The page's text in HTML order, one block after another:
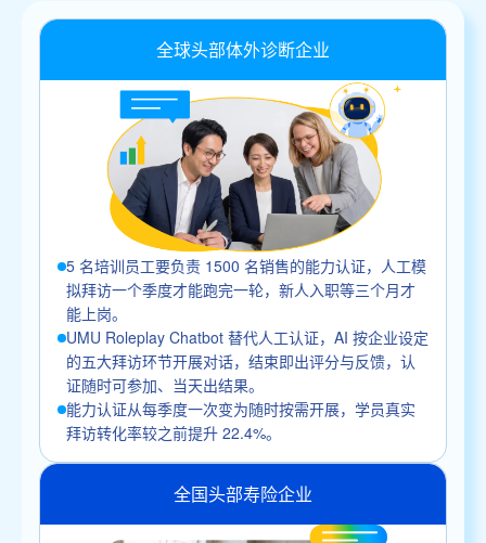
全球头部体外诊断企业
5 名培训员工要负责 1500 名销售的能力认证，人工模
拟拜访一个季度才能跑完一轮，新人入职等三个月才
能上岗。
UMU Roleplay Chatbot 替代人工认证，AI 按企业设定
的五大拜访环节开展对话，结束即出评分与反馈，认
证随时可参加、当天出结果。
能力认证从每季度一次变为随时按需开展，学员真实
拜访转化率较之前提升 22.4%。
全国头部寿险企业